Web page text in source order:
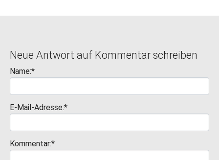
Neue Antwort auf Kommentar schreiben
Name:*
E-Mail-Adresse:*
Kommentar:*